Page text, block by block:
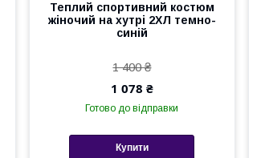
Теплий спортивний костюм
жіночий на хутрі 2ХЛ темно-
синій
1 400 ₴
1 078 ₴
Готово до відправки
Купити